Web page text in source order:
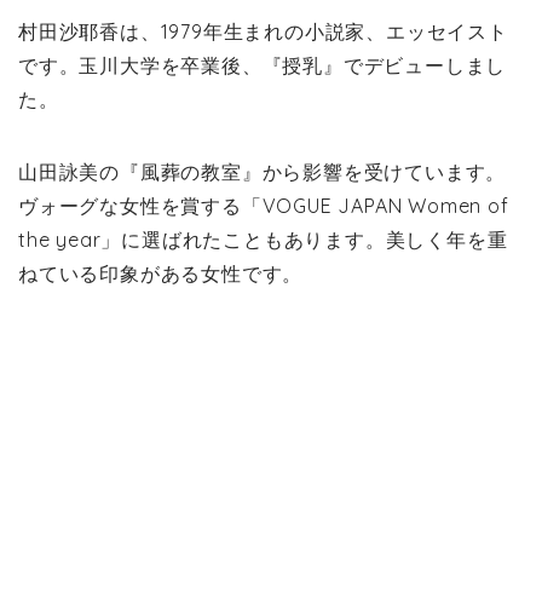
村田沙耶香は、1979年生まれの小説家、エッセイスト
です。玉川大学を卒業後、『授乳』でデビューしまし
た。
山田詠美の『風葬の教室』から影響を受けています。
ヴォーグな女性を賞する「VOGUE JAPAN Women of
the year」に選ばれたこともあります。美しく年を重
ねている印象がある女性です。